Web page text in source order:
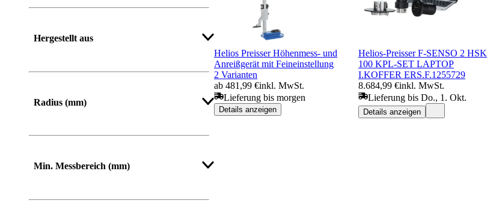
Hergestellt aus
Radius (mm)
Min. Messbereich (mm)
Helios Preisser Höhenmess- und
Anreißgerät mit Feineinstellung
2 Varianten
ab 481,99 €inkl. MwSt.
Lieferung bis morgen
Details anzeigen
Helios-Preisser F-SENSO 2 HSK
100 KPL-SET LAPTOP
I.KOFFER ERS.F.1255729
8.684,99 €inkl. MwSt.
Lieferung bis Do., 1. Okt.
Details anzeigen